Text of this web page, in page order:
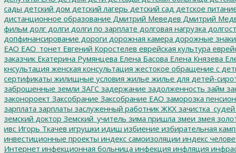
сады детский дом детский лагерь детский сад детское
дистанционное образование Дмитрий Меведев Дмитрий
фильм долг долги долги по зарплате долговая нагрузка
допфинансирование дороги дорожная камера дорожные знаки
ЕАО ЕАО_тонет Евгений Коростелев еврейская культура
заказчик Екатерина Румянцева Елена Басова Елена Князева
кнсультация женская консультация жестокое обращение с
сертификаты жилищные условия жилье жилье для детей-
заброшенные земли ЗАГС задержание задолженность займ
законороект Заксобрание Заксобрание ЕАО заморозка
зарплата зарплаты заслуженный работник ЖКХ зачистка_судей
земский доктор Земский_учитель зима пришла змеи змея
ивс Игорь Ткачев игрушки идиш избиение избирательная
инвестиционные проекты индекс самоизоляции индекс
Интернет инфекционная больница инфекция инфляция